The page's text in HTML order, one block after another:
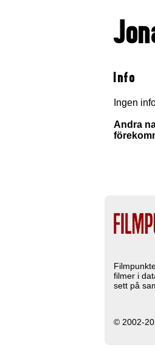
Info
Ingen
Andra
filmer i
sett på
© 2002-